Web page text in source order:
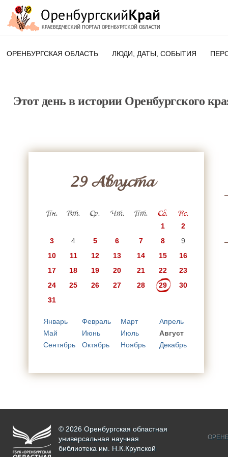
ОРЕНБУРГСКАЯ ОБЛАСТЬ ЛЮДИ, ДАТЫ, CОБЫТИЯ
ПАМЯТНЫЕ ДАТЫ
Этот день в истории Оренбургского
29 Августа
Пн. Вт. Ср. Чт. Пт. Сб. Вс.
1
2
3
4 5 6 7 8
9
10
11 12 13 14 15
16
17
18 19 20 21 22
23
24
25 26 27 28 29
30
31
Январь Февраль Март
Апрель
Май
Июнь Июль
Август
Сентябрь
Октябрь Ноябрь Декабрь
© 2026 Оренбургская областная
универсальная научная
библиотека им. Н.К.Крупской